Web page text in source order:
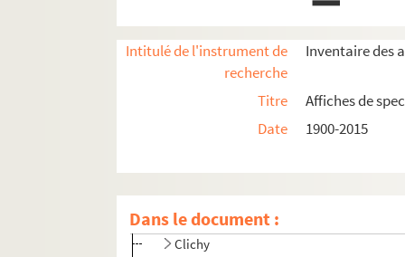
Intitulé de l'instrument de
recherche
Inventaire des
Titre
Affiches de
Date
1900-2015
Dans le document :
Bagneux
Boulogne-Billancourt
Bourg-la-Reine
Châtenay-Malabry
Clamart
Clichy